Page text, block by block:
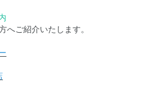
へご紹介いたします。